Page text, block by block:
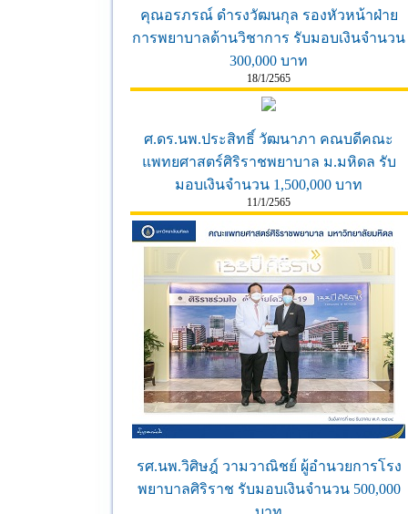
คุณอรภรณ์ ดำรงวัฒนกุล รองหัวหน้าฝ่าย
การพยาบาลด้านวิชาการ รับมอบเงินจำนวน
300,000 บาท
18/1/2565
ศ.ดร.นพ.ประสิทธิ์ วัฒนาภา คณบดีคณะ
แพทยศาสตร์ศิริราชพยาบาล ม.มหิดล รับ
มอบเงินจำนวน 1,500,000 บาท
11/1/2565
รศ.นพ.วิศิษฎ์ วามวาณิชย์ ผู้อำนวยการโรง
พยาบาลศิริราช รับมอบเงินจำนวน 500,000